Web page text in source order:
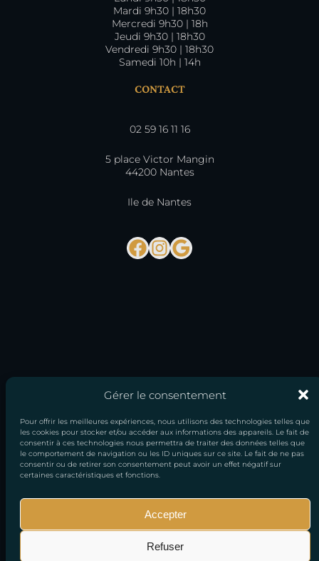
Gérer le consentement
Pour offrir les meilleures expériences, nous utilisons des technologies telles que
les cookies pour stocker et/ou accéder aux informations des appareils. Le fait de
consentir à ces technologies nous permettra de traiter des données telles que
le comportement de navigation ou les ID uniques sur ce site. Le fait de ne pas
consentir ou de retirer son consentement peut avoir un effet négatif sur
certaines caractéristiques et fonctions.
Accepter
Refuser
Mardi 9h30 | 18h30
Mercredi 9h30 | 18h
Jeudi 9h30 | 18h30
Vendredi 9h30 | 18h30
Samedi 10h | 14h
CONTACT
02 59 16 11 16
5 place Victor Mangin
44200 Nantes
Ile de Nantes
Facebook
Instagram
Google
Conditions générales
de vente